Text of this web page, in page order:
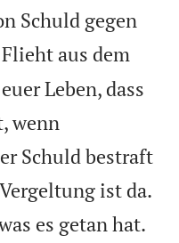
Schuld gegen
Flieht aus dem
Leben, dass
wenn
Schuld bestraft
ist da.
es getan hat.